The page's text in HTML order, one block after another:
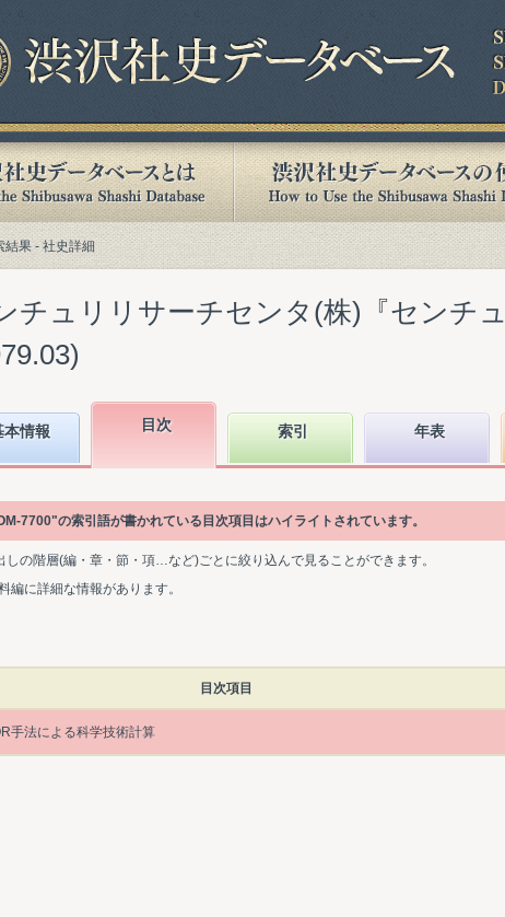
結果 - 社史詳細
チュリリサーチセンタ(株)『センチ
本情報 目次 索引 年表
7700"の索引語が書かれている目次項目はハイライトされています。
しの階層(編・章・節・項…など)ごとに絞り込んで見ることができます。
編に詳細な情報があります。
目次項目
手法による科学技術計算